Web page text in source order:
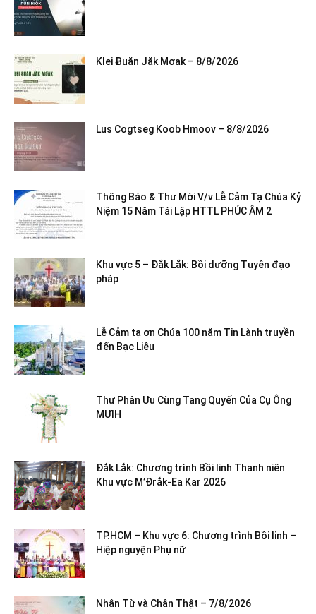
Klei Ƀuăn Jăk Mơak – 8/8/2026
Lus Cogtseg Koob Hmoov – 8/8/2026
Thông Báo & Thư Mời V/v Lễ Cảm Tạ Chúa Kỷ
Niệm 15 Năm Tái Lập HTTL PHÚC ÂM 2
Khu vực 5 – Đắk Lắk: Bồi dưỡng Tuyên đạo
pháp
Lễ Cảm tạ ơn Chúa 100 năm Tin Lành truyền
đến Bạc Liêu
Thư Phân Ưu Cùng Tang Quyến Của Cụ Ông
MƯIH
Đắk Lắk: Chương trình Bồi linh Thanh niên
Khu vực M’Đrắk-Ea Kar 2026
TP.HCM – Khu vực 6: Chương trình Bồi linh –
Hiệp nguyện Phụ nữ
Nhân Từ và Chân Thật – 7/8/2026